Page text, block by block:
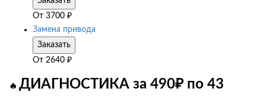
От 3700 ₽
Замена привода
Заказать
От 2640 ₽
🔥 ДИАГНОСТИКА за 490₽ по 43